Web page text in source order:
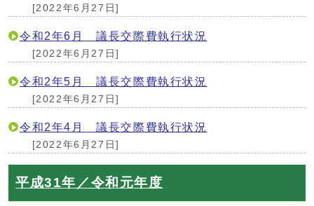
[2022年6月27日]
令和2年6月 議長交際費執行状況
[2022年6月27日]
令和2年5月 議長交際費執行状況
[2022年6月27日]
令和2年4月 議長交際費執行状況
[2022年6月27日]
平成31年／令和元年度